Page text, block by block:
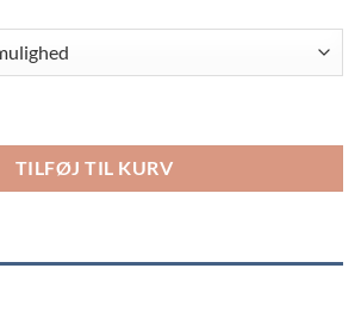
TILFØJ TIL KURV